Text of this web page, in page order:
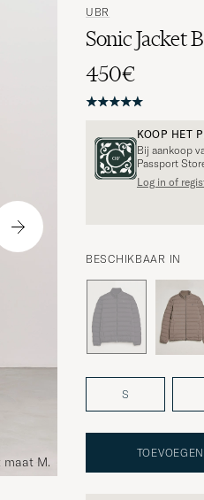
maat M.
UBR
Sonic Jacket
450€
KOOP HET
Bij aankoop
Passport
Log in of
BESCHIKBAAR IN
S